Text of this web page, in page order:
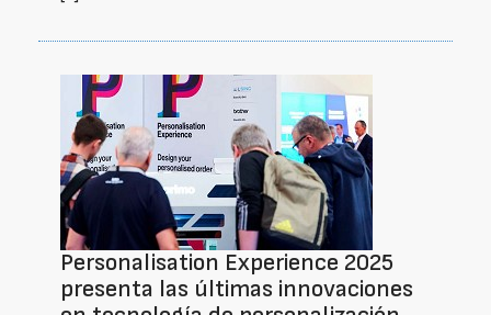
Personalisation Experience 2025
presenta las últimas innovaciones